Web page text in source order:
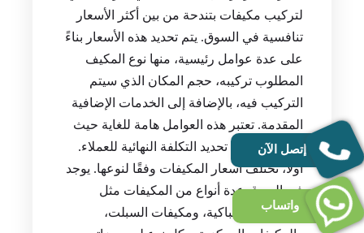
لتركيب مكيفات بتندحة من بين أكثر الأسعار
تنافسية في السوق. يتم تحديد هذه الأسعار بناءً
على عدة عوامل رئيسية، منها نوع المكيف
المطلوب تركيبه، حجم المكان الذي سيتم
التركيب فيه، بالإضافة إلى الخدمات الإضافية
المقدمة. تعتبر هذه العوامل هامة للغاية حيث
تلعب دوراً في تحديد التكلفة النهائية للعملاء.
أولاً، تختلف أسعار المكيفات وفقًا لنوعها. يوجد
في السوق عدة أنواع من المكيفات مثل
المكيفات الشباكية، ومكيفات السبلت،
إتصل الآن
واتساب